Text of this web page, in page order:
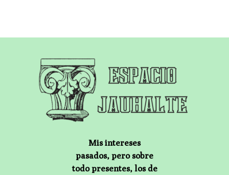
Mis intereses
pasados, pero sobre
todo presentes, los de